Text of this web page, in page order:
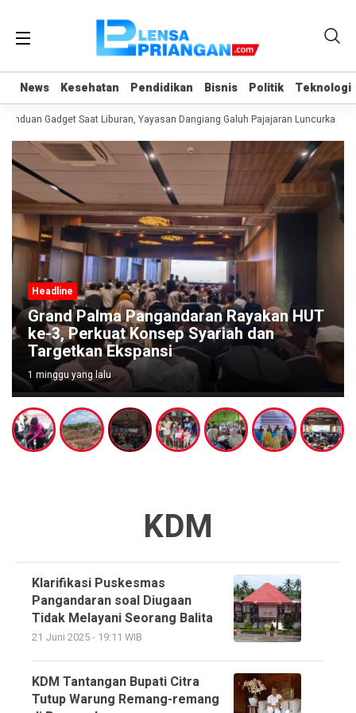
News Kesehatan Pendidikan Bisnis Politik Teknologi
News Kesehatan Pendidikan Bisnis Politik Teknologi
Gadget Saat Liburan, Yayasan Dangiang Galuh Pajajaran Luncurkan
Headline
Grand Palma Pangandaran Rayakan HUT
ke-3, Perkuat Konsep Syariah dan
Targetkan Ekspansi
1 minggu yang lalu
KDM
Klarifikasi Puskesmas
Pangandaran soal Diugaan
Tidak Melayani Seorang Balita
21 Juni 2025 - 19:11 WIB
KDM Tantangan Bupati Citra
Tutup Warung Remang-remang